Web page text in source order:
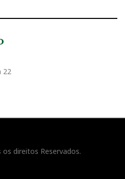
22
direitos Reservados.